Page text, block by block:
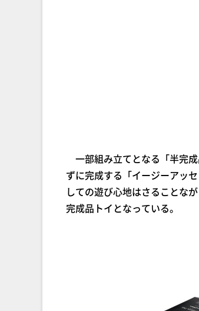
一部組み立てとなる「半完
ずに完成する「イージーアッ
しての遊び心地はさることな
完成品トイとなっている。